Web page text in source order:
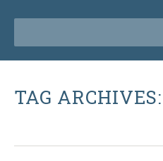
TAG ARCHIVES: